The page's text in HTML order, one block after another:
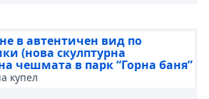
в автентичен вид по
(нова скулптурна
чешмата в парк “Горна баня”
купел